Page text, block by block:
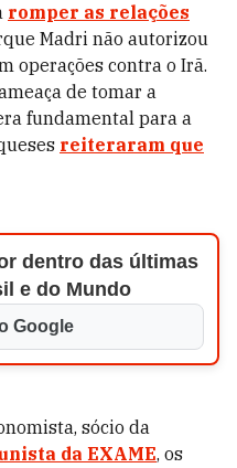
romper as relações
Madri não autorizou
operações contra o Irã.
de tomar a
fundamental para a
reiteraram que
dentro das últimas
e do Mundo
Google
sócio da
da EXAME, os